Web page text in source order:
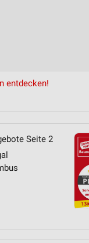
entdecken!
Seite 2
oder
Informationen